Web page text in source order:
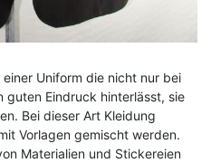
Uniform die nicht nur bei
guten Eindruck hinterlässt, sie
Bei dieser Art Kleidung
Vorlagen gemischt werden.
Materialien und Stickereien